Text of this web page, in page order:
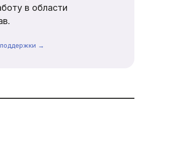
в области
→